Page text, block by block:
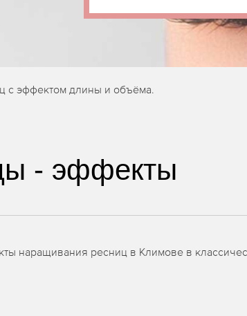
с эффектом длины и объёма.
- эффекты
наращивания ресниц в Климове в